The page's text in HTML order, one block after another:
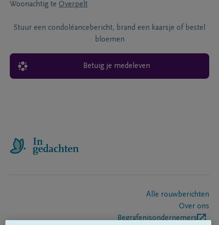
Woonachtig te Overpelt
Stuur een condoléancebericht, brand een kaarsje of bestel
bloemen
Betuig je medeleven
Alle rouwberichten
Over ons
Begrafenisondernemers